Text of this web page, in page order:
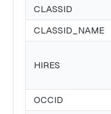
CLASSID
CLASSID_NAME
HIRES
OCCID